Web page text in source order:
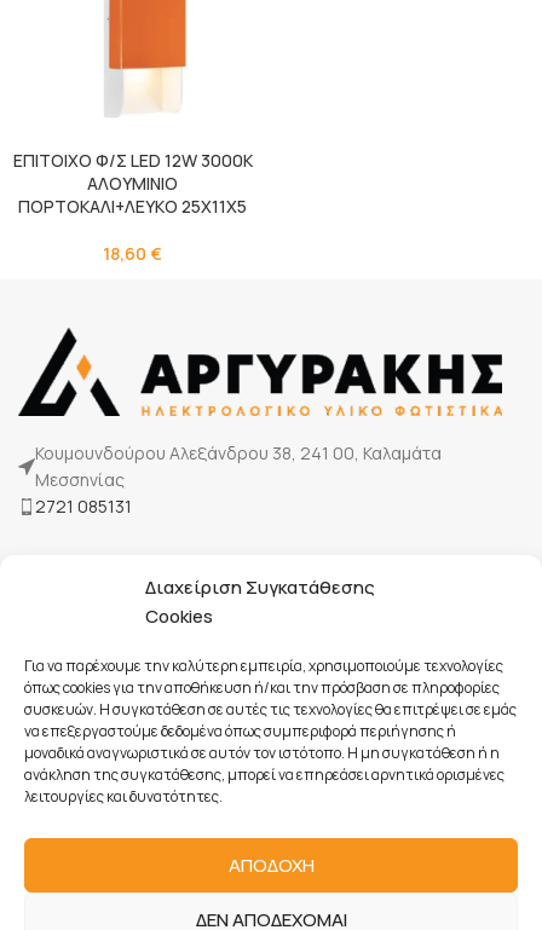
Διαχείριση Συγκατάθεσης
Cookies
Για να παρέχουμε την καλύτερη εμπειρία, χρησιμοποιούμε τεχνολογίες
όπως cookies για την αποθήκευση ή/και την πρόσβαση σε πληροφορίες
συσκευών. Η συγκατάθεση σε αυτές τις τεχνολογίες θα επιτρέψει σε εμάς
να επεξεργαστούμε δεδομένα όπως συμπεριφορά περιήγησης ή
μοναδικά αναγνωριστικά σε αυτόν τον ιστότοπο. Η μη συγκατάθεση ή η
ανάκληση της συγκατάθεσης, μπορεί να επηρεάσει αρνητικά ορισμένες
λειτουργίες και δυνατότητες.
ΑΠΟΔΟΧΗ
ΔΕΝ ΑΠΟΔΕΧΟΜΑΙ
ΕΠΙΤΟΙΧΟ Φ/Σ LED 12W 3000K
ΑΛΟΥΜΙΝΙΟ
ΠΟΡΤΟΚΑΛΙ+ΛΕΥΚΟ 25X11X5
18,60 €
Κουμουνδούρου Αλεξάνδρου 38, 241 00, Καλαμάτα
Μεσσηνίας
2721 085131
Τρόποι πληρωμής
Όροι Χρήσης
Πολιτική Cookies
Προστασία Προσωπικών Δεδομένων
Πολιτική Ακυρώσεων & Επιστροφών